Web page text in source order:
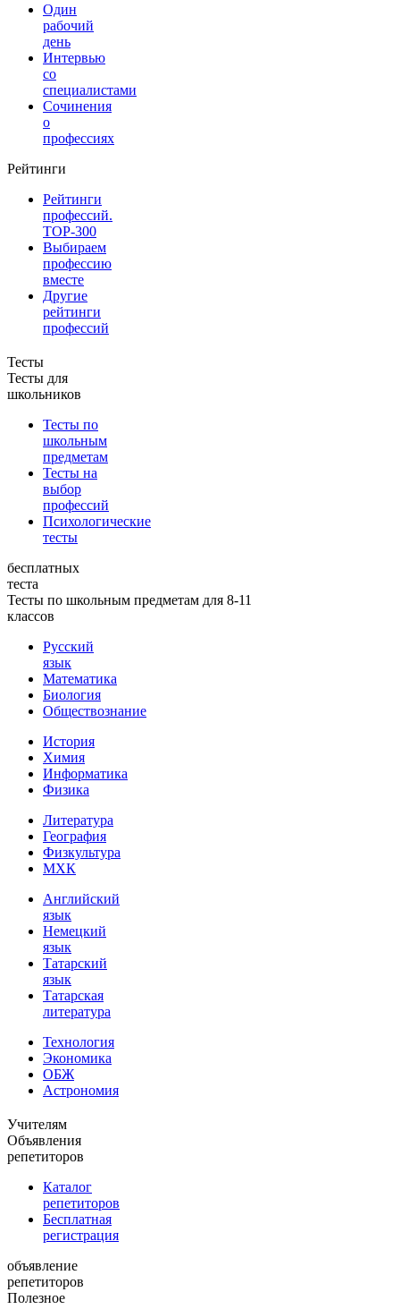
Один
рабочий
день
Интервью
со
специалистами
Сочинения
о
профессиях
Рейтинги
Рейтинги
профессий.
TOP-300
Выбираем
профессию
вместе
Другие
рейтинги
профессий
Тесты
Тесты для
школьников
Тесты по
школьным
предметам
Тесты на
выбор
профессий
Психологические
тесты
бесплатных
теста
Тесты по школьным предметам для 8-11
классов
Русский
язык
Математика
Биология
Обществознание
История
Химия
Информатика
Физика
Литература
География
Физкультура
МХК
Английский
язык
Немецкий
язык
Татарский
язык
Татарская
литература
Технология
Экономика
ОБЖ
Астрономия
Учителям
Объявления
репетиторов
Каталог
репетиторов
Бесплатная
регистрация
объявление
репетиторов
Полезное